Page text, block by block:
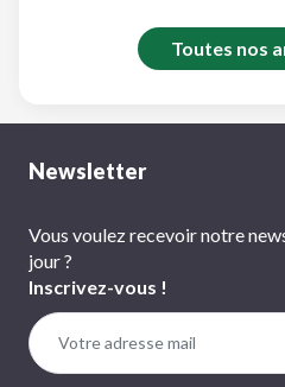
Toutes nos
Newsletter
Vous voulez recevoir notre
jour ?
Inscrivez-vous !